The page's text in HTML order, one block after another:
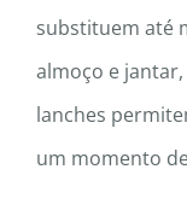
substituem até
almoço e
lanches
um momento